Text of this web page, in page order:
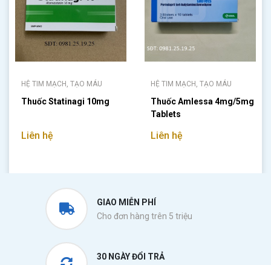
HỆ TIM MẠCH, TẠO MÁU
Thuốc Statinagi 10mg
Liên hệ
HỆ TIM MẠCH, TẠO MÁU
Thuốc Amlessa 4mg/5mg
Tablets
Liên hệ
GIAO MIỄN PHÍ
Cho đơn hàng trên 5 triệu
30 NGÀY ĐỔI TRẢ